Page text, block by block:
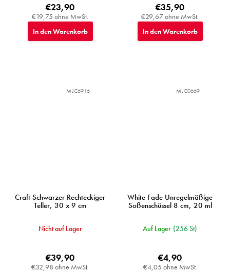
€19,75 ohne MwSt.
€23,90
In den Warenkorb
€29,67 ohne MwSt.
€35,90
In den Warenkorb
Craft Schwarzer Rechteckiger
Teller, 30 x 9 cm
Nicht auf Lager
€32,98 ohne MwSt.
€39,90
MIJC6916
White Fade Unregelmäßige
Soßenschüssel 8 cm, 20 ml
Auf Lager (256 St)
€4,05 ohne MwSt.
€4,90
MIJC0669